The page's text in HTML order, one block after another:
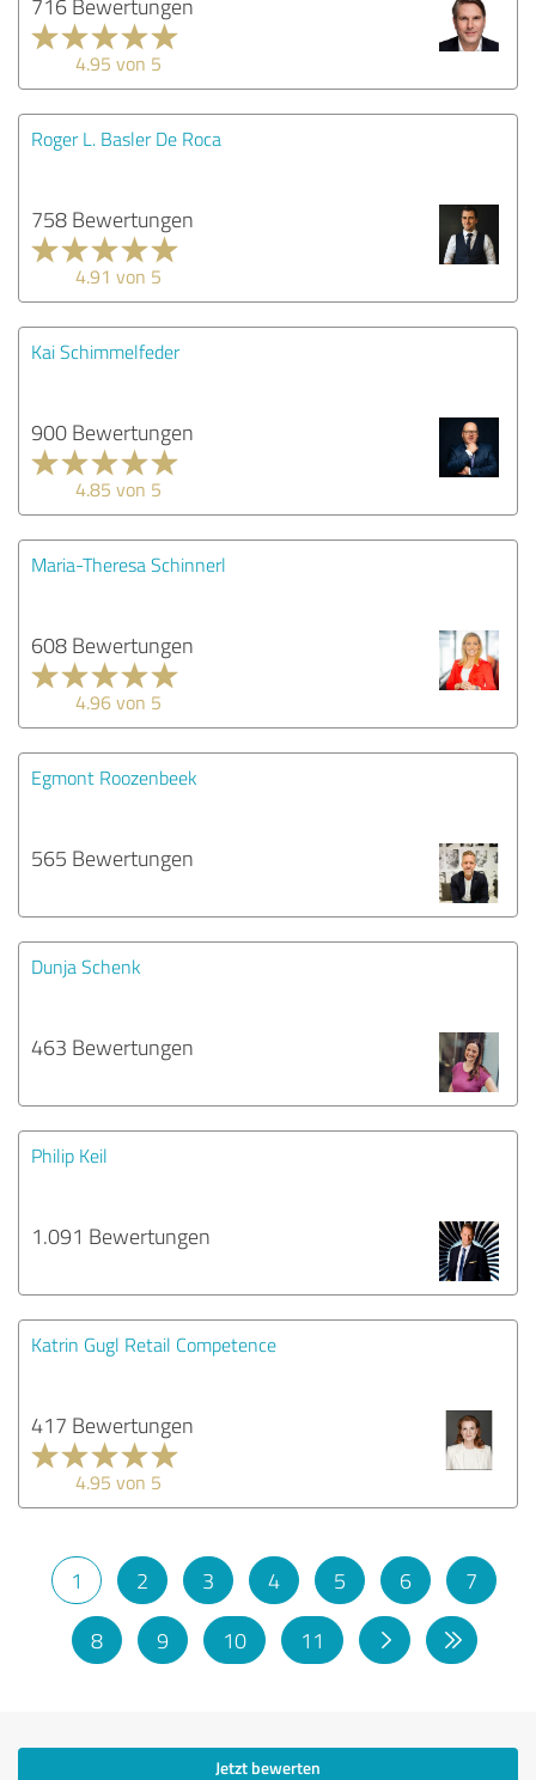
4.95 von 5
Roger L. Basler De Roca
758 Bewertungen
4.91 von 5
Kai Schimmelfeder
900 Bewertungen
4.85 von 5
Maria-Theresa Schinnerl
608 Bewertungen
4.96 von 5
Egmont Roozenbeek
565 Bewertungen
Dunja Schenk
463 Bewertungen
Philip Keil
1.091 Bewertungen
Katrin Gugl Retail Competence
417 Bewertungen
4.95 von 5
1 2 3 4 5 6 7
8 9 10 11
Jetzt bewerten